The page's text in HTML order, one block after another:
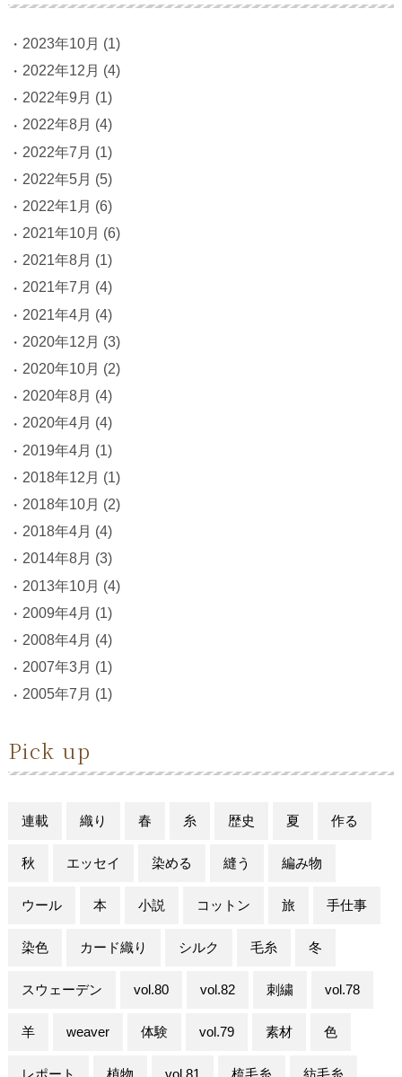
2023年10月 (1)
2022年12月 (4)
2022年9月 (1)
2022年8月 (4)
2022年7月 (1)
2022年5月 (5)
2022年1月 (6)
2021年10月 (6)
2021年8月 (1)
2021年7月 (4)
2021年4月 (4)
2020年12月 (3)
2020年10月 (2)
2020年8月 (4)
2020年4月 (4)
2019年4月 (1)
2018年12月 (1)
2018年10月 (2)
2018年4月 (4)
2014年8月 (3)
2013年10月 (4)
2009年4月 (1)
2008年4月 (4)
2007年3月 (1)
2005年7月 (1)
Pick up
連載 織り 春 糸 歴史 夏 作る
秋 エッセイ 染める 縫う 編み物
ウール 本 小説 コットン 旅 手仕事
染色 カード織り シルク 毛糸 冬
スウェーデン vol.80 vol.82 刺繍 vol.78
羊 weaver 体験 vol.79 素材 色
レポート 植物 vol.81 梳毛糸 紡毛糸